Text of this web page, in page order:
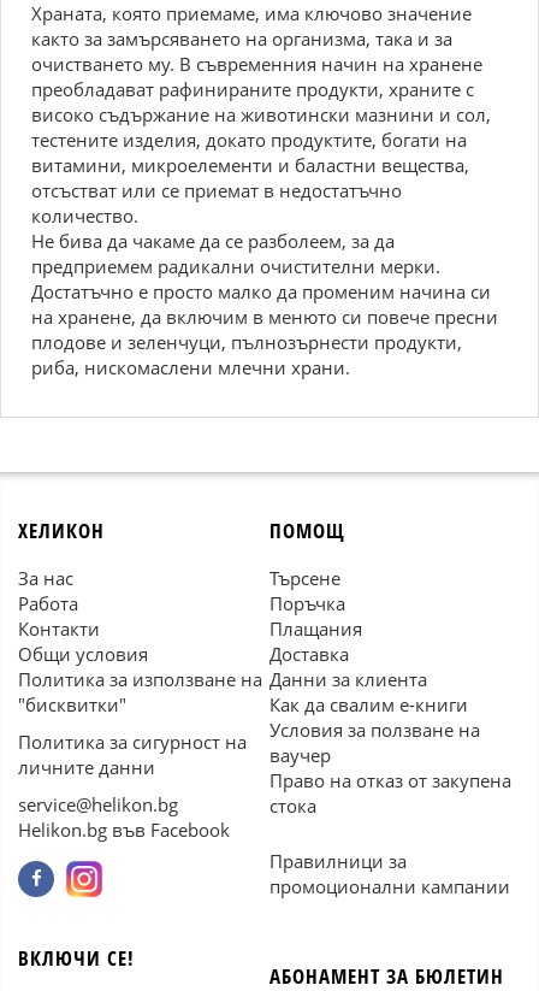
Храната, която приемаме, има ключово значение
както за замърсяването на организма, така и за
очистването му. В съвременния начин на хранене
преобладават рафинираните продукти, храните с
високо съдържание на животински мазнини и сол,
тестените изделия, докато продуктите, богати на
витамини, микроелементи и баластни вещества,
отсъстват или се приемат в недостатъчно
количество.
Не бива да чакаме да се разболеем, за да
предприемем радикални очистителни мерки.
Достатъчно е просто малко да променим начина си
на хранене, да включим в менюто си повече пресни
плодове и зеленчуци, пълнозърнести продукти,
риба, нискомаслени млечни храни.
ХЕЛИКОН
За нас
Работа
Контакти
Общи условия
Политика за използване на
"бисквитки"
Политика за сигурност на
личните данни
service@helikon.bg
Helikon.bg във Facebook
ПОМОЩ
Търсене
Поръчка
Плащания
Доставка
Данни за клиента
Как да свалим е-книги
Условия за ползване на
ваучер
Право на отказ от закупена
стока
Правилници за
промоционални кампании
ВКЛЮЧИ СЕ!
АБОНАМЕНТ ЗА БЮЛЕТИН